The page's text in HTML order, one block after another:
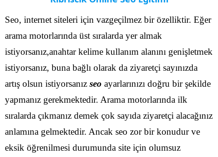
Seo, internet siteleri için vazgeçilmez bir özelliktir. Eğer
arama motorlarında üst sıralarda yer almak
istiyorsanız,anahtar kelime kullanım alanını genişletmek
istiyorsanız, buna bağlı olarak da ziyaretçi sayınızda
artış olsun istiyorsanız seo ayarlarınızı doğru bir şekilde
yapmanız gerekmektedir. Arama motorlarında ilk
sıralarda çıkmanız demek çok sayıda ziyaretçi alacağınız
anlamına gelmektedir. Ancak seo zor bir konudur ve
eksik öğrenilmesi durumunda site için olumsuz